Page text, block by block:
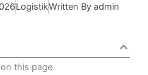
LogistikWritten By admin
this page.